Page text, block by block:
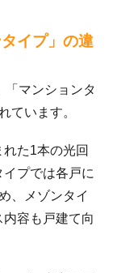
イプ」の違
「マンションタ
ています。
た1本の光回
プでは各戸に
、メゾンタイ
容も戸建て向